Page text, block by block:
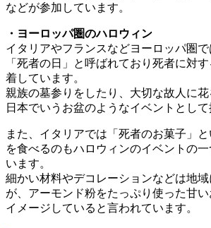
などが参加しています。
・ヨーロッパ圏のハロウィン
イタリアやフランスなどヨーロッパ圏で
「死者の日」と呼ばれており死者に対
着しています。
親族の墓参りをしたり、大切な故人に
日本でいうお盆のようなイベントとして
また、イタリアでは「死者のお菓子」
を食べるのもハロウィンのイベントの
います。
細かい材料やデコレーションなどは地
が、アーモンド粉をたっぷり使った甘
イメージしていると言われています。